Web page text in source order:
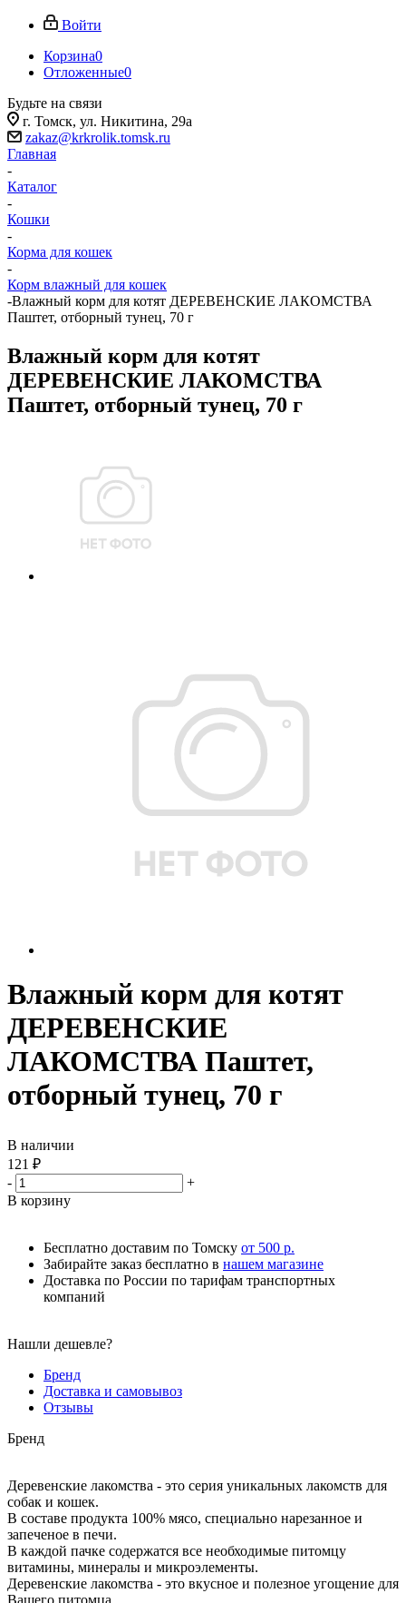
Войти
Корзина0
Отложенные0
Будьте на связи
г. Томск, ​ул. Никитина, 29а
zakaz@krkrolik.tomsk.ru
Главная
-
Каталог
-
Кошки
-
Корма для кошек
-
Корм влажный для кошек
-Влажный корм для котят ДЕРЕВЕНСКИЕ ЛАКОМСТВА
Паштет, отборный тунец, 70 г
Влажный корм для котят
ДЕРЕВЕНСКИЕ ЛАКОМСТВА
Паштет, отборный тунец, 70 г
Влажный корм для котят
ДЕРЕВЕНСКИЕ
ЛАКОМСТВА Паштет,
отборный тунец, 70 г
В наличии
121 ₽
-
+
В корзину
Бесплатно доставим по Томску от 500 р.
Забирайте заказ бесплатно в нашем магазине
Доставка по России по тарифам транспортных
компаний
Нашли дешевле?
Бренд
Доставка и самовывоз
Отзывы
Бренд
Деревенские лакомства - это серия уникальных лакомств для
собак и кошек.
В составе продукта 100% мясо, специально нарезанное и
запеченое в печи.
В каждой пачке содержатся все необходимые питомцу
витамины, минералы и микроэлементы.
Деревенские лакомства - это вкусное и полезное угощение для
Вашего питомца.